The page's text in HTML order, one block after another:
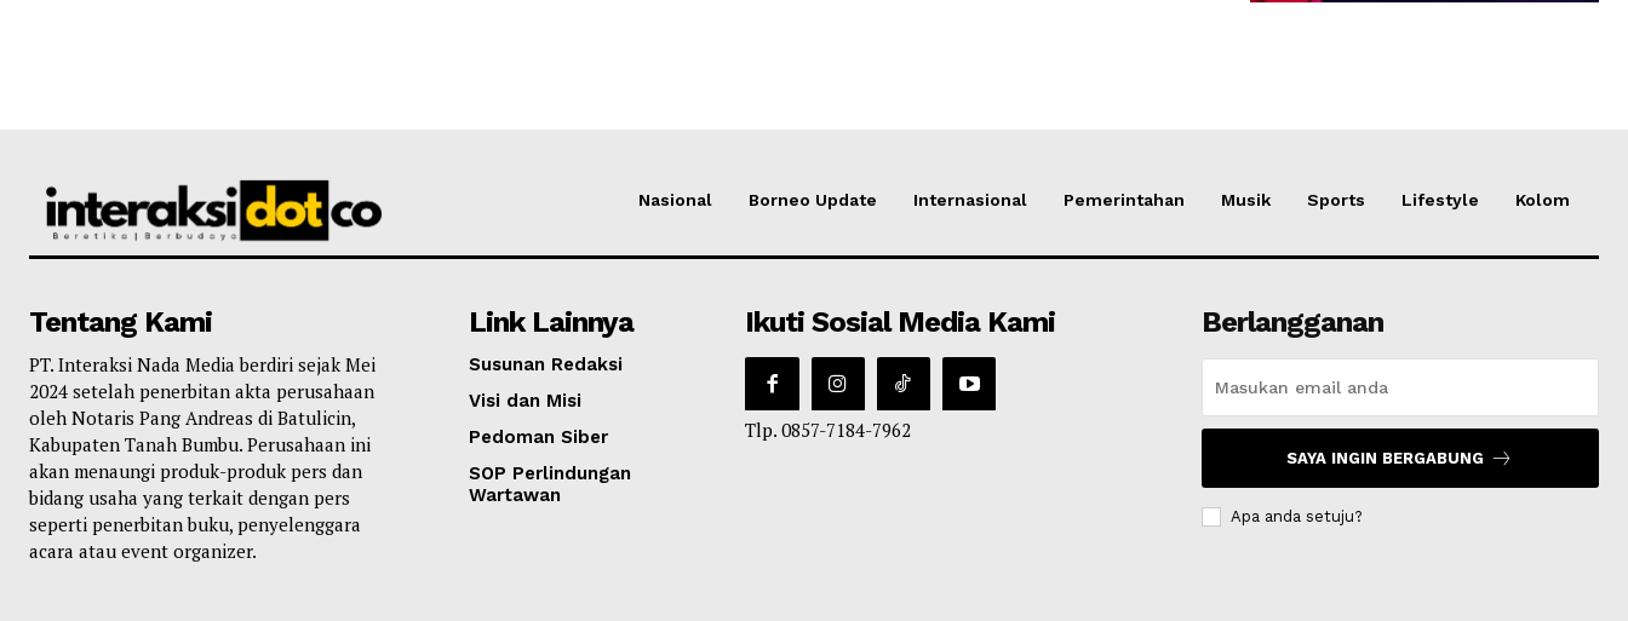
Nasional Borneo Update Internasional Pemerintahan Musik Sports Lifestyle Kolom
Tentang Kami
PT. Interaksi Nada Media berdiri sejak Mei
2024 setelah penerbitan akta perusahaan
oleh Notaris Pang Andreas di Batulicin,
Kabupaten Tanah Bumbu. Perusahaan ini
akan menaungi produk-produk pers dan
bidang usaha yang terkait dengan pers
seperti penerbitan buku, penyelenggara
acara atau event organizer.
Link Lainnya
Susunan Redaksi
Visi dan Misi
Pedoman Siber
SOP Perlindungan
Wartawan
Ikuti Sosial Media Kami
Tlp. 0857-7184-7962
Berlangganan
SAYA INGIN BERGABUNG
Apa anda setuju?